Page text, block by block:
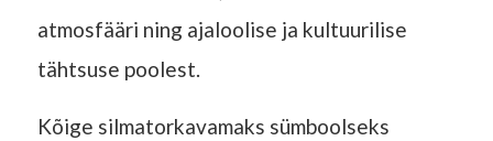
atmosfääri ning ajaloolise ja kultuurilise
tähtsuse poolest.
Kõige silmatorkavamaks sümboolseks